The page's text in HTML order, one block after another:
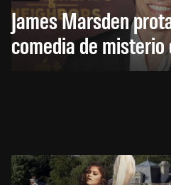
James Marsden
comedia de misterio